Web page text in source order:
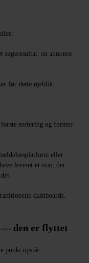
søgeresultat, en annonce
før dette øjeblik.
sortering og former
eller
leveret et svar, der
dashboards.
— den er flyttet
punkt opstår.